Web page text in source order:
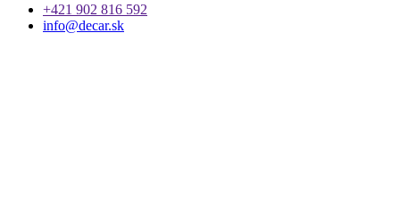
+421 902 816 592
info@decar.sk